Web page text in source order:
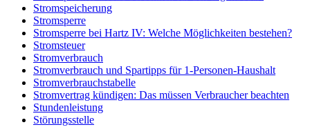
Stromspeicherung
Stromsperre
Stromsperre bei Hartz IV: Welche Möglichkeiten bestehen?
Stromsteuer
Stromverbrauch
Stromverbrauch und Spartipps für 1-Personen-Haushalt
Stromverbrauchstabelle
Stromvertrag kündigen: Das müssen Verbraucher beachten
Stundenleistung
Störungsstelle